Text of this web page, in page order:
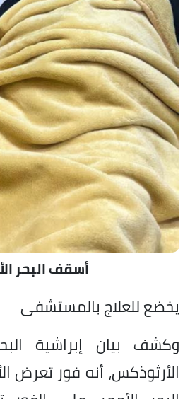
أسقف البحر
يخضع للعلاج بالمستشفى
وكشف بيان إبراشية
الأرثوذكس، أنه فور تعرض